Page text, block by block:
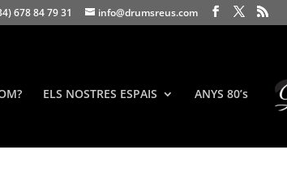
678 84 79 31 info@drumsreus.com
ELS NOSTRES ESPAIS ANYS 80’s